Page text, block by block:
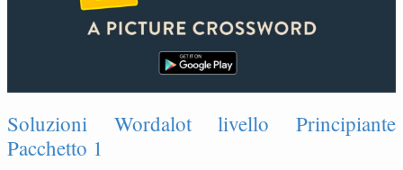
Soluzioni Wordalot livello Principiante
Pacchetto 1